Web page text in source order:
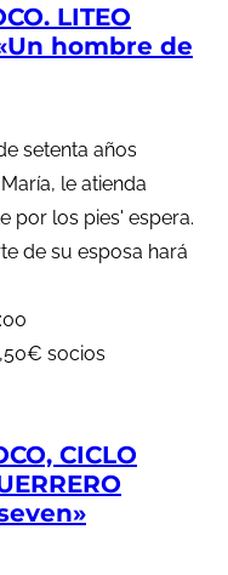
LITEO
hombre de
setenta años
le atienda
por los pies' espera.
de su esposa hará
socios
CICLO